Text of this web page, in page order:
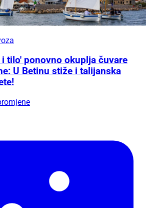
i tilo' ponovno okuplja čuvare
U Betinu stiže i talijanska